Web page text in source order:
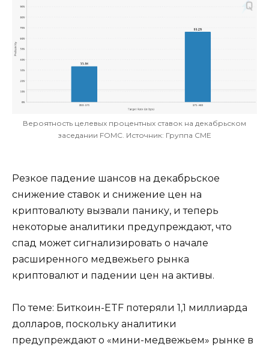
Вероятность целевых процентных ставок на декабрьском
заседании FOMC. Источник: Группа CME
Резкое падение шансов на декабрьское
снижение ставок и снижение цен на
криптовалюту вызвали панику, и теперь
некоторые аналитики предупреждают, что
спад может сигнализировать о начале
расширенного медвежьего рынка
криптовалют и падении цен на активы.
По теме: Биткоин-ETF потеряли 1,1 миллиарда
долларов, поскольку аналитики
предупреждают о «мини-медвежьем» рынке в